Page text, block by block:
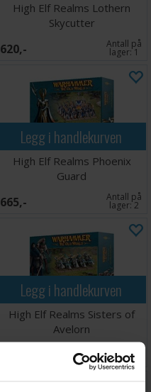
High Elf Realms Lothern
Skycutter
620,- Antall på
lager:1
Legg i handlekurven
High Elf Realms Phoenix
Guard
665,- Antall på
lager:2
Legg i handlekurven
High Elf Realms Sisters of
Avelorn
Antall på
lager:2